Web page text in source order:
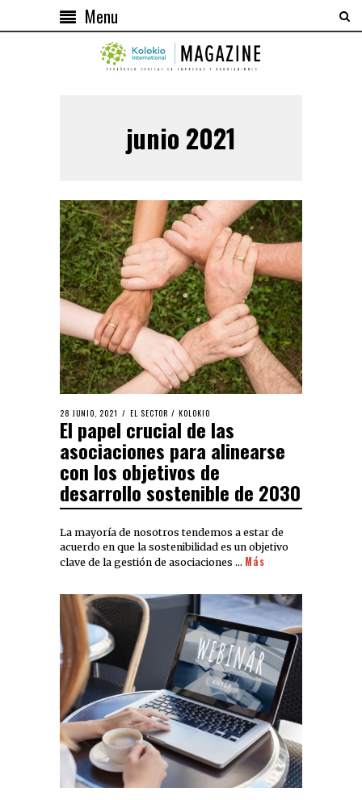
Menu
junio 2021
28 JUNIO, 2021 EL SECTOR / KOLOKIO
El papel crucial de las
asociaciones para alinearse
con los objetivos de
desarrollo sostenible de 2030
La mayoría de nosotros tendemos a estar de
acuerdo en que la sostenibilidad es un objetivo
clave de la gestión de asociaciones … Más